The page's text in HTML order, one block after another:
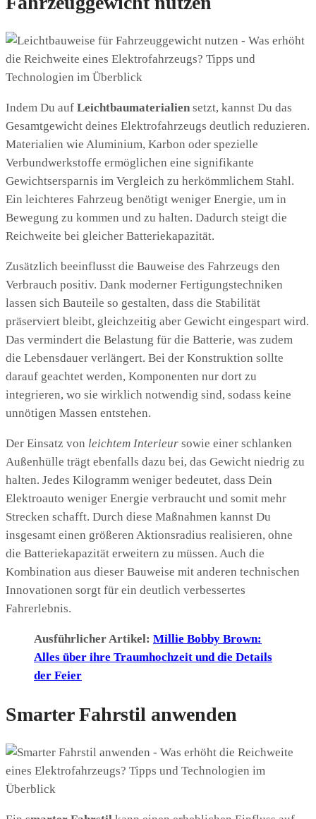
Indem Du auf Leichtbaumaterialien setzt, kannst Du das
Gesamtgewicht deines Elektrofahrzeugs deutlich reduzieren.
Materialien wie Aluminium, Karbon oder spezielle
Verbundwerkstoffe ermöglichen eine signifikante
Gewichtsersparnis im Vergleich zu herkömmlichem Stahl.
Ein leichteres Fahrzeug benötigt weniger Energie, um in
Bewegung zu kommen und zu halten. Dadurch steigt die
Reichweite bei gleicher Batteriekapazität.
Zusätzlich beeinflusst die Bauweise des Fahrzeugs den
Verbrauch positiv. Dank moderner Fertigungstechniken
lassen sich Bauteile so gestalten, dass die Stabilität
präserviert bleibt, gleichzeitig aber Gewicht eingespart wird.
Das vermindert die Belastung für die Batterie, was zudem
die Lebensdauer verlängert. Bei der Konstruktion sollte
darauf geachtet werden, Komponenten nur dort zu
integrieren, wo sie wirklich notwendig sind, sodass keine
unnötigen Massen entstehen.
Der Einsatz von leichtem Interieur sowie einer schlanken
Außenhülle trägt ebenfalls dazu bei, das Gewicht niedrig zu
halten. Jedes Kilogramm weniger bedeutet, dass Dein
Elektroauto weniger Energie verbraucht und somit mehr
Strecken schafft. Durch diese Maßnahmen kannst Du
insgesamt einen größeren Aktionsradius realisieren, ohne
die Batteriekapazität erweitern zu müssen. Auch die
Kombination aus dieser Bauweise mit anderen technischen
Innovationen sorgt für ein deutlich verbessertes
Fahrerlebnis.
Ausführlicher Artikel: Millie Bobby Brown:
Alles über ihre Traumhochzeit und die Details
der Feier
Smarter Fahrstil anwenden